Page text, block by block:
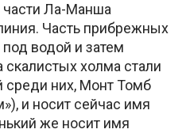
части Ла-Манша
Часть прибрежных
водой и затем
скалистых холма стали
среди них, Монт Томб
и носит сейчас имя
же носит имя